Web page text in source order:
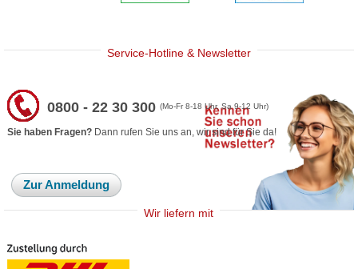
Service-Hotline & Newsletter
0800 - 22 30 300(Mo-Fr 8-18 Uhr, Sa 9-12 Uhr)
Sie haben Fragen? Dann rufen Sie uns an, wir sind für Sie da!
Zur Anmeldung
Wir liefern mit